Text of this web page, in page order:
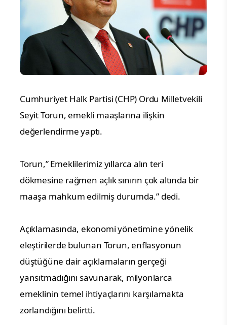
Cumhuriyet Halk Partisi (CHP) Ordu Milletvekili
Seyit Torun, emekli maaşlarına ilişkin
değerlendirme yaptı.
Torun,” Emeklilerimiz yıllarca alın teri
dökmesine rağmen açlık sınırın çok altında bir
maaşa mahkum edilmiş durumda.” dedi.
Açıklamasında, ekonomi yönetimine yönelik
eleştirilerde bulunan Torun, enflasyonun
düştüğüne dair açıklamaların gerçeği
yansıtmadığını savunarak, milyonlarca
emeklinin temel ihtiyaçlarını karşılamakta
zorlandığını belirtti.